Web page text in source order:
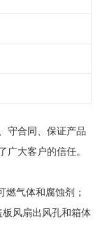
守合同、保证产品
广大客户的信任。
燃气体和腐蚀剂；
风扇出风孔和箱体